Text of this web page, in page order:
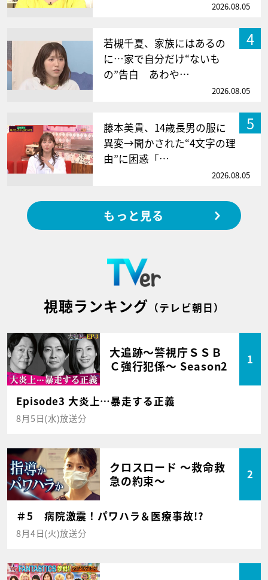
2026.08.05
4
若槻千夏、家族にはあるの
に…家で自分だけ“ないも
の”告白 あわや…
2026.08.05
5
藤本美貴、14歳長男の服に
異変→聞かされた“4文字の理
由”に困惑「…
2026.08.05
もっと見る
視聴ランキング （テレビ朝日）
大追跡～警視庁ＳＳＢ
Ｃ強行犯係～ Season2
1
Episode3 大炎上…暴走する正義
8月5日(水)放送分
クロスロード ～救命救
急の約束～
2
＃5 病院激震！パワハラ＆医療事故!?
8月4日(火)放送分